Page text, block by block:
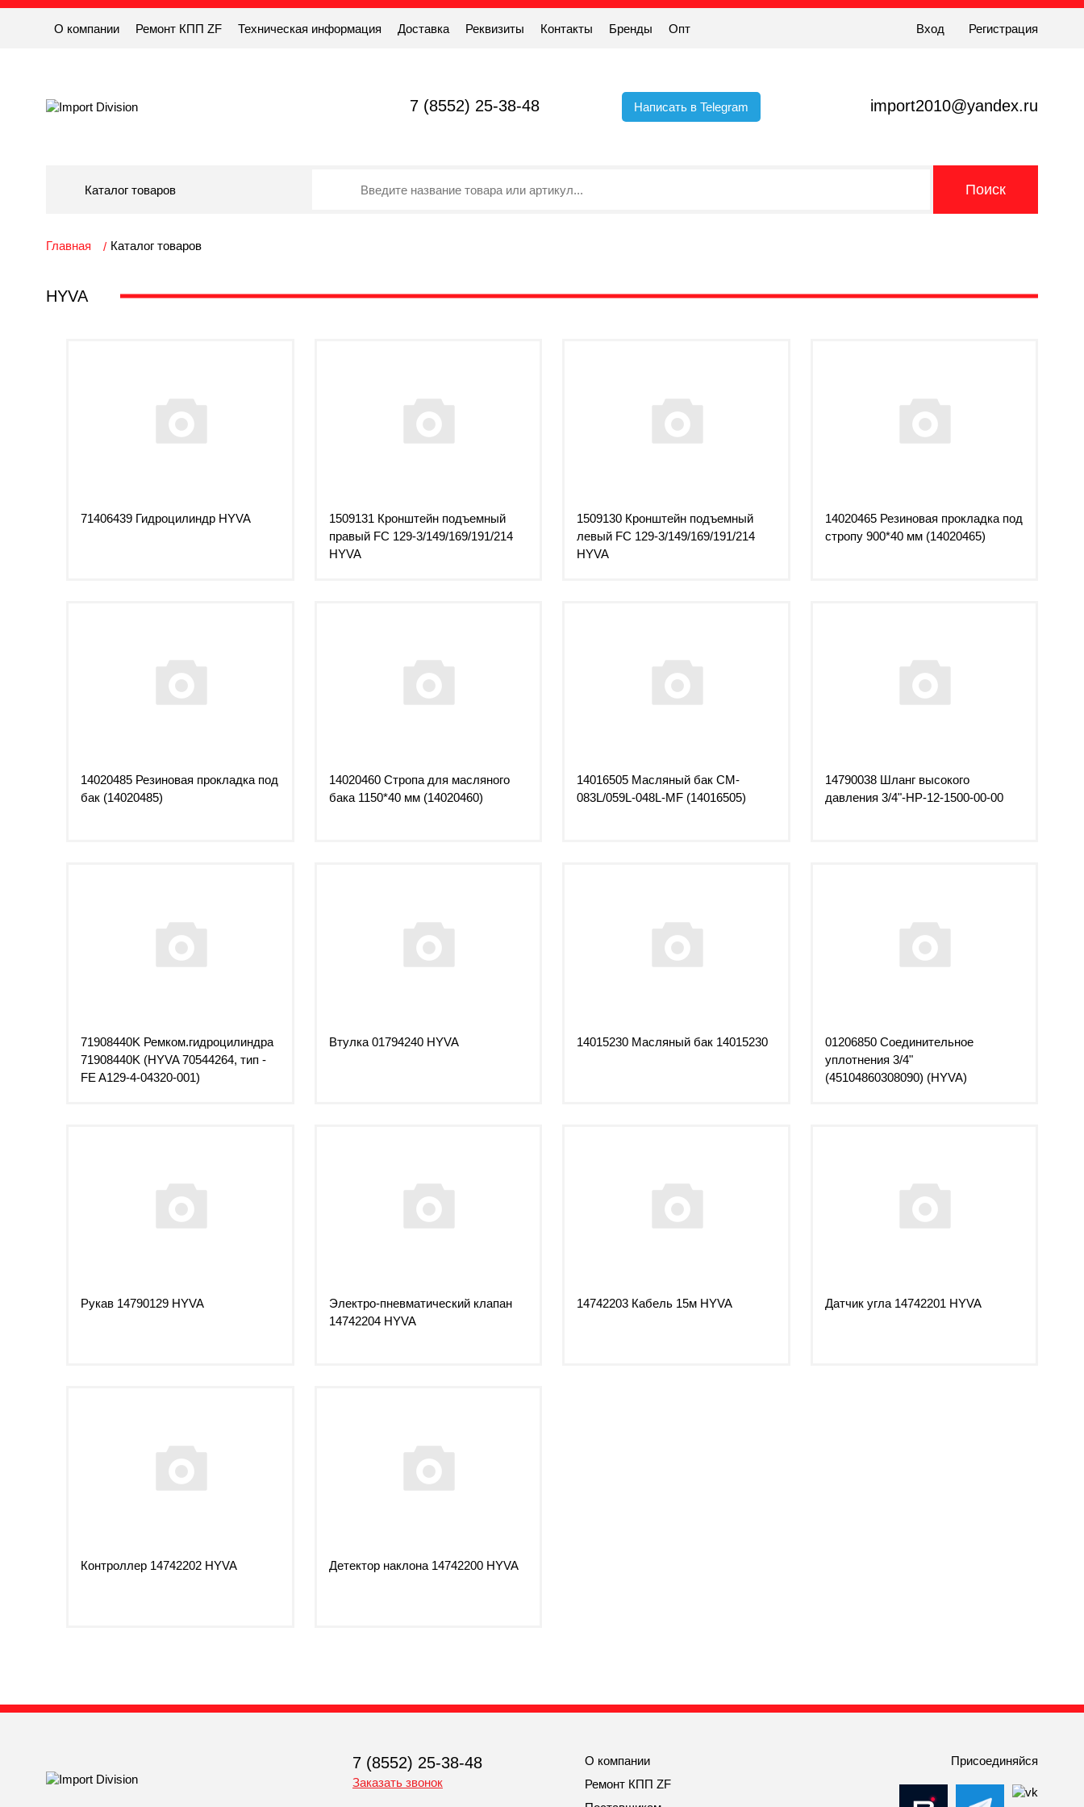
О компании Ремонт КПП ZF Техническая информация Доставка Реквизиты Контакты Бренды Опт Вход Регистрация
7 (8552) 25-38-48 Написать в Telegram import2010@yandex.ru
Каталог товаров
Главная Каталог товаров
HYVA
71406439 Гидроцилиндр HYVA
1509131 Кронштейн подъемный
правый FC 129-3/149/169/191/214
HYVA
1509130 Кронштейн подъемный
левый FC 129-3/149/169/191/214
HYVA
14020465 Резиновая прокладка под
стропу 900*40 мм (14020465)
14020485 Резиновая прокладка под
бак (14020485)
14020460 Стропа для масляного
бака 1150*40 мм (14020460)
14016505 Масляный бак CM-
083L/059L-048L-MF (14016505)
14790038 Шланг высокого
давления 3/4"-НР-12-1500-00-00
71908440K Ремком.гидроцилиндра
71908440K (HYVA 70544264, тип -
FE A129-4-04320-001)
Втулка 01794240 HYVA 14015230 Масляный бак 14015230
01206850 Соединительное
уплотнения 3/4"
(45104860308090) (HYVA)
Рукав 14790129 HYVA
Электро-пневматический клапан
14742204 HYVA
14742203 Кабель 15м HYVA Датчик угла 14742201 HYVA
Контроллер 14742202 HYVA Детектор наклона 14742200 HYVA
7 (8552) 25-38-48
Заказать звонок
О компании
Ремонт КПП ZF
Присоединяйся